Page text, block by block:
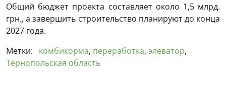
Общий бюджет проекта составляет около 1,5 млрд.
грн., а завершить строительство планируют до конца
2027 года.
Метки:
комбикорма, переработка, элеватор,
Тернопольская область